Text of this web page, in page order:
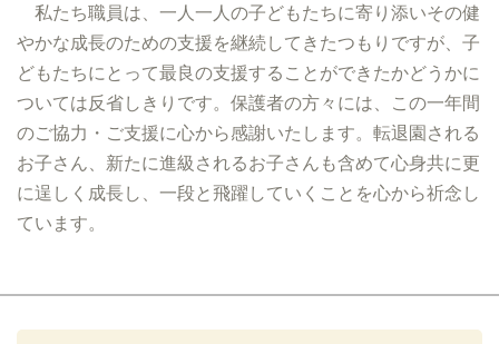
私たち職員は、一人一人の子どもたちに寄り添いその健
やかな成長のための支援を継続してきたつもりですが、子
どもたちにとって最良の支援することができたかどうかに
ついては反省しきりです。保護者の方々には、この一年間
のご協力・ご支援に心から感謝いたします。転退園される
お子さん、新たに進級されるお子さんも含めて心身共に更
に逞しく成長し、一段と飛躍していくことを心から祈念し
ています。